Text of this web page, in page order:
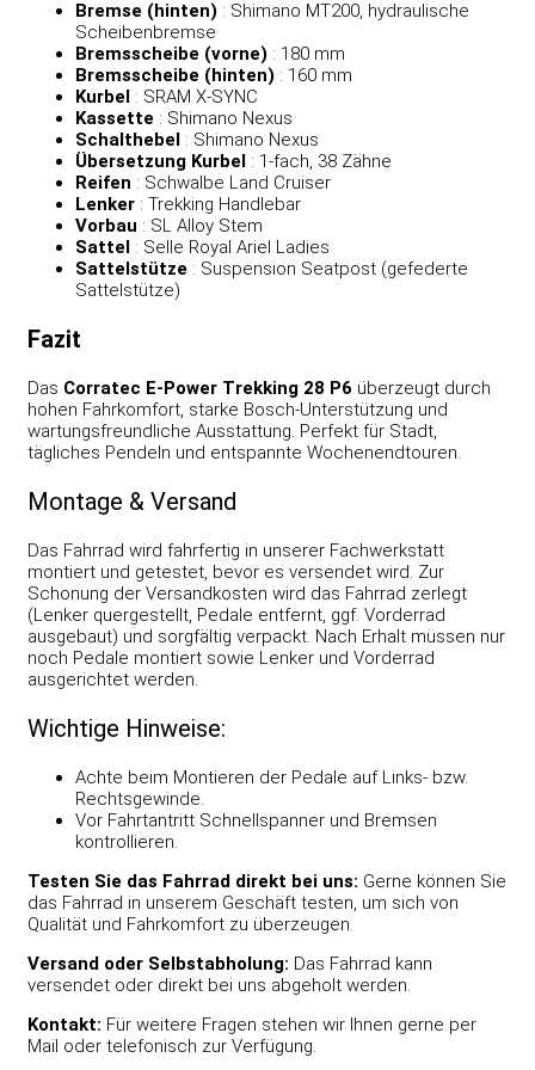
Bremse (hinten) : Shimano MT200, hydraulische
Scheibenbremse
Bremsscheibe (vorne) : 180 mm
Bremsscheibe (hinten) : 160 mm
Kurbel : SRAM X-SYNC
Kassette : Shimano Nexus
Schalthebel : Shimano Nexus
Übersetzung Kurbel : 1-fach, 38 Zähne
Reifen : Schwalbe Land Cruiser
Lenker : Trekking Handlebar
Vorbau : SL Alloy Stem
Sattel : Selle Royal Ariel Ladies
Sattelstütze : Suspension Seatpost (gefederte
Sattelstütze)
Fazit
Das Corratec E-Power Trekking 28 P6 überzeugt durch
hohen Fahrkomfort, starke Bosch-Unterstützung und
wartungsfreundliche Ausstattung. Perfekt für Stadt,
tägliches Pendeln und entspannte Wochenendtouren.
Montage & Versand
Das Fahrrad wird fahrfertig in unserer Fachwerkstatt
montiert und getestet, bevor es versendet wird. Zur
Schonung der Versandkosten wird das Fahrrad zerlegt
(Lenker quergestellt, Pedale entfernt, ggf. Vorderrad
ausgebaut) und sorgfältig verpackt. Nach Erhalt müssen nur
noch Pedale montiert sowie Lenker und Vorderrad
ausgerichtet werden.
Wichtige Hinweise:
Achte beim Montieren der Pedale auf Links- bzw.
Rechtsgewinde.
Vor Fahrtantritt Schnellspanner und Bremsen
kontrollieren.
Testen Sie das Fahrrad direkt bei uns: Gerne können Sie
das Fahrrad in unserem Geschäft testen, um sich von
Qualität und Fahrkomfort zu überzeugen.
Versand oder Selbstabholung: Das Fahrrad kann
versendet oder direkt bei uns abgeholt werden.
Kontakt: Für weitere Fragen stehen wir Ihnen gerne per
Mail oder telefonisch zur Verfügung.